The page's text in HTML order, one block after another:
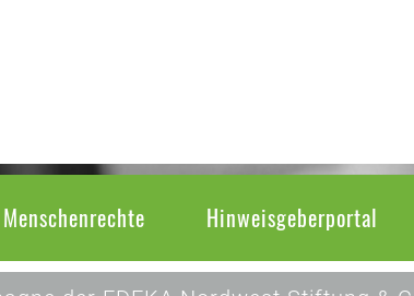
Menschenrechte Hinweisgeberportal